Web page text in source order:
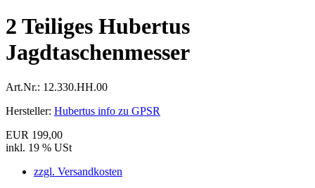
2 Teiliges Hubertus
Jagdtaschenmesser
Art.Nr.: 12.330.HH.00
Hersteller: Hubertus info zu GPSR
EUR 199,00
inkl. 19 % USt
zzgl. Versandkosten